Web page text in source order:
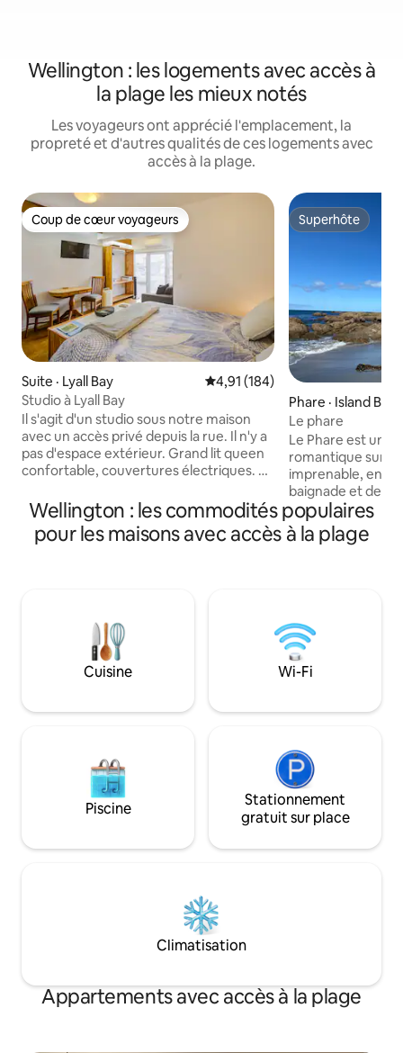
Wellington : les logements avec accès à
la plage les mieux notés
Les voyageurs ont apprécié l'emplacement, la
propreté et d'autres qualités de ces logements avec
accès à la plage.
Coup de cœur voyageurs
Coup de cœur voyageurs
Suite · Lyall Bay Note moyenne de 4,91 sur 5,
4,91 (184)
Studio à Lyall Bay
Il s'agit d'un studio sous notre maison
avec un accès privé depuis la rue. Il n'y a
pas d'espace extérieur. Grand lit queen
confortable, couvertures électriques. Le
linge/sèche-linge et lessive fournis. La
cuisine dispose de plaques chauffantes,
d'un micro-ondes et d'un petit four de
douche, pas de baignoire.
L'appartement est élégant et bien
conçu, et en très bon état. Il y a de la
place pour une PETITE voiture à garer
Superhôte
Superhôte
Phare · Island Bay
Le phare
Le Phare est un
romantique sur la
imprenable, en
baignade et de
bassins rocheux,
promenades.
confortable et
10 minutes à
d'Island Bay se
des bus réguliers.
minutes en
Petits chiens sur
Wellington : les commodités populaires
pour les maisons avec accès à la plage
Cuisine Wi-Fi
Piscine
Stationnement
gratuit sur place
Climatisation
Appartements avec accès à la plage